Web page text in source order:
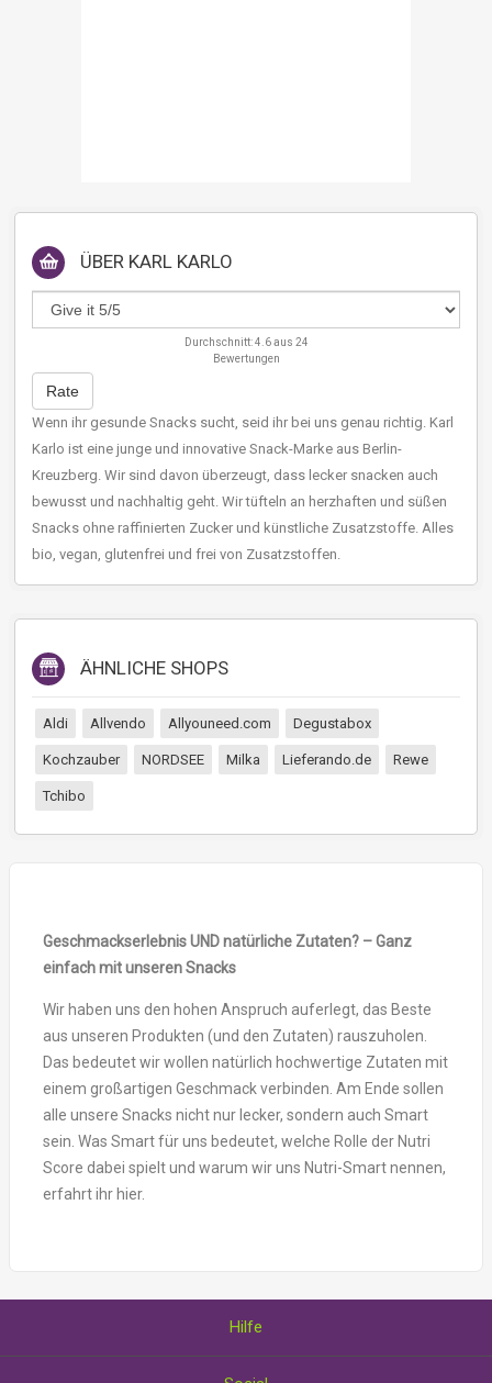
ÜBER KARL KARLO
Durchschnitt:4.6 aus 24
Bewertungen
Rate
Wenn ihr gesunde Snacks sucht, seid ihr bei uns genau richtig. Karl
Karlo ist eine junge und innovative Snack-Marke aus Berlin-
Kreuzberg. Wir sind davon überzeugt, dass lecker snacken auch
bewusst und nachhaltig geht. Wir tüfteln an herzhaften und süßen
Snacks ohne raffinierten Zucker und künstliche Zusatzstoffe. Alles
bio, vegan, glutenfrei und frei von Zusatzstoffen.
ÄHNLICHE SHOPS
Aldi Allvendo Allyouneed.com Degustabox
Kochzauber NORDSEE Milka Lieferando.de Rewe
Tchibo
Geschmackserlebnis UND natürliche Zutaten? – Ganz
einfach mit unseren Snacks
Wir haben uns den hohen Anspruch auferlegt, das Beste
aus unseren Produkten (und den Zutaten) rauszuholen.
Das bedeutet wir wollen natürlich hochwertige Zutaten mit
einem großartigen Geschmack verbinden. Am Ende sollen
alle unsere Snacks nicht nur lecker, sondern auch Smart
sein. Was Smart für uns bedeutet, welche Rolle der Nutri
Score dabei spielt und warum wir uns Nutri-Smart nennen,
erfahrt ihr hier.
Hilfe